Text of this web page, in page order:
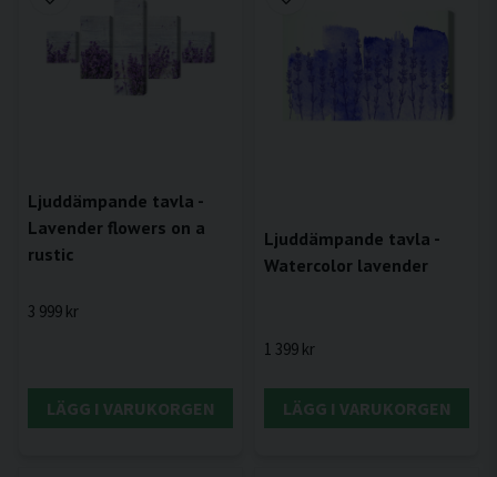
Ljuddämpande tavla -
Lavender flowers on a
rustic
3 999 kr
LÄGG I VARUKORGEN
Ljuddämpande tavla -
Watercolor lavender
1 399 kr
LÄGG I VARUKORGEN